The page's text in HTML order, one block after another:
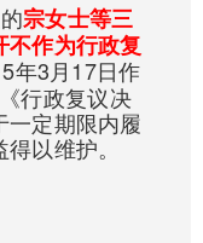
宗女士等三
不作为行政复
年3月17日作
行政复议决
一定期限内履
以维护。